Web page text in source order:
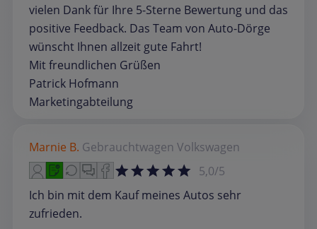
vielen Dank für Ihre 5-Sterne Bewertung und das
positive Feedback. Das Team von Auto-Dörge
wünscht Ihnen allzeit gute Fahrt!
Mit freundlichen Grüßen
Patrick Hofmann
Marketingabteilung
Marnie B. Gebrauchtwagen Volkswagen
5,0/5
Ich bin mit dem Kauf meines Autos sehr
zufrieden.